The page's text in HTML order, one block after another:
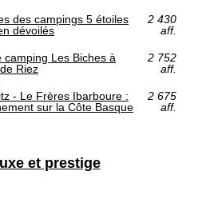
des campings 5 étoiles
dévoilés
2 430
aff.
camping Les Biches à
Riez
2 752
aff.
- Le Frères Ibarboure :
sur la Côte Basque
2 675
aff.
et prestige